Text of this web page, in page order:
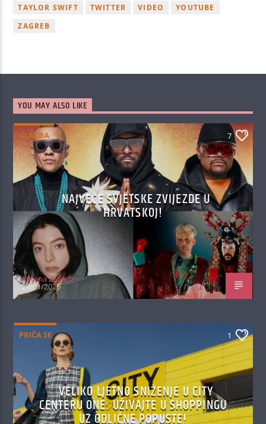
TAYLOR SWIFT
TWITTER VIDEO
YOUTUBE
ZAGREB
YOU MAY ALSO LIKE
GLAZBA 7
NAJVEĆE SVJETSKE ZVIJEZDE U
HRVATSKOJ!
Antena Zagreb
29/01/2026
PRIČA SE 1
VELIKO LJETNO SNIŽENJE U CITY
CENTERU ONE: UŽIVAJTE U SHOPPINGU
UZ ODLIČNE POPUSTE!